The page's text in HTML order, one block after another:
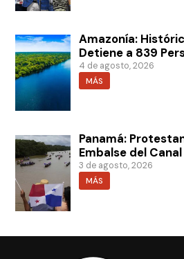
Amazonía:
Detiene a 839
4 de agosto, 2026
MÁS
Panamá:
Embalse del
3 de agosto, 2026
MÁS